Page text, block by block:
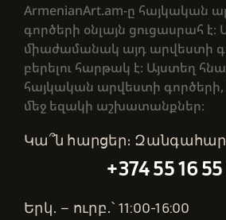
ArmenianArt.am-ը հայկական
գործերի օնլայն ցուցասրահ է։
միաժամանակ այդ արվեստի
բերելու հարթակ է։ Այստեղ
հայկական արվեստի
մեջ եզակի աշխատանքներ։
Կա՞ն հարցեր։
+374 55 16
Երկ․ – ուրբ․՝ 11:00-16:00